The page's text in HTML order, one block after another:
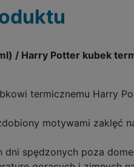
/ Harry Potter kubek
termicznemu Harry
motywami zaklęć
dni spędzonych poza